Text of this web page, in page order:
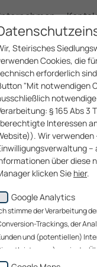
Steirisches
Cookies, die
erforderlich
"Mit notwendigen
§ 165 Abs 3
Interessen
Wir
–
über diese
klicken Sie hier.
Sie auf den Button
Nutzerverhalten
Website gelangen
unserer Website-
Google Analytics
stimme der Verarbeitung
Trackings, der
und (potentiellen)
sowie der
LLC (USA) sowie an